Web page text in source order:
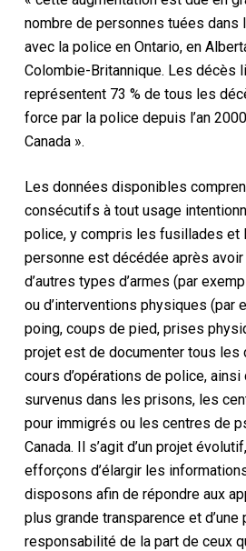
nombre de personnes tuées dans
avec la police en Ontario, en
Colombie-Britannique. Les décès
représentent 73 % de tous les
force par la police depuis l’an
Canada ».
Les données disponibles
consécutifs à tout usage
police, y compris les fusillades et
personne est décédée après
d’autres types d’armes (par
ou d’interventions physiques (par
poing, coups de pied, prises
projet est de documenter tous les
cours d’opérations de police,
survenus dans les prisons, les
pour immigrés ou les centres de
Canada. Il s’agit d’un projet
efforçons d’élargir les
disposons afin de répondre aux
plus grande transparence et d’une
responsabilité de la part de ceux